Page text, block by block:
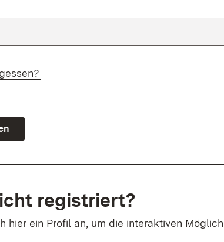
registriert?
hier ein Profil an, um die interaktiven